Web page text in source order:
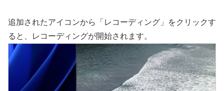
追加されたアイコンから「レコーディング」をクリックす
ると、レコーディングが開始されます。